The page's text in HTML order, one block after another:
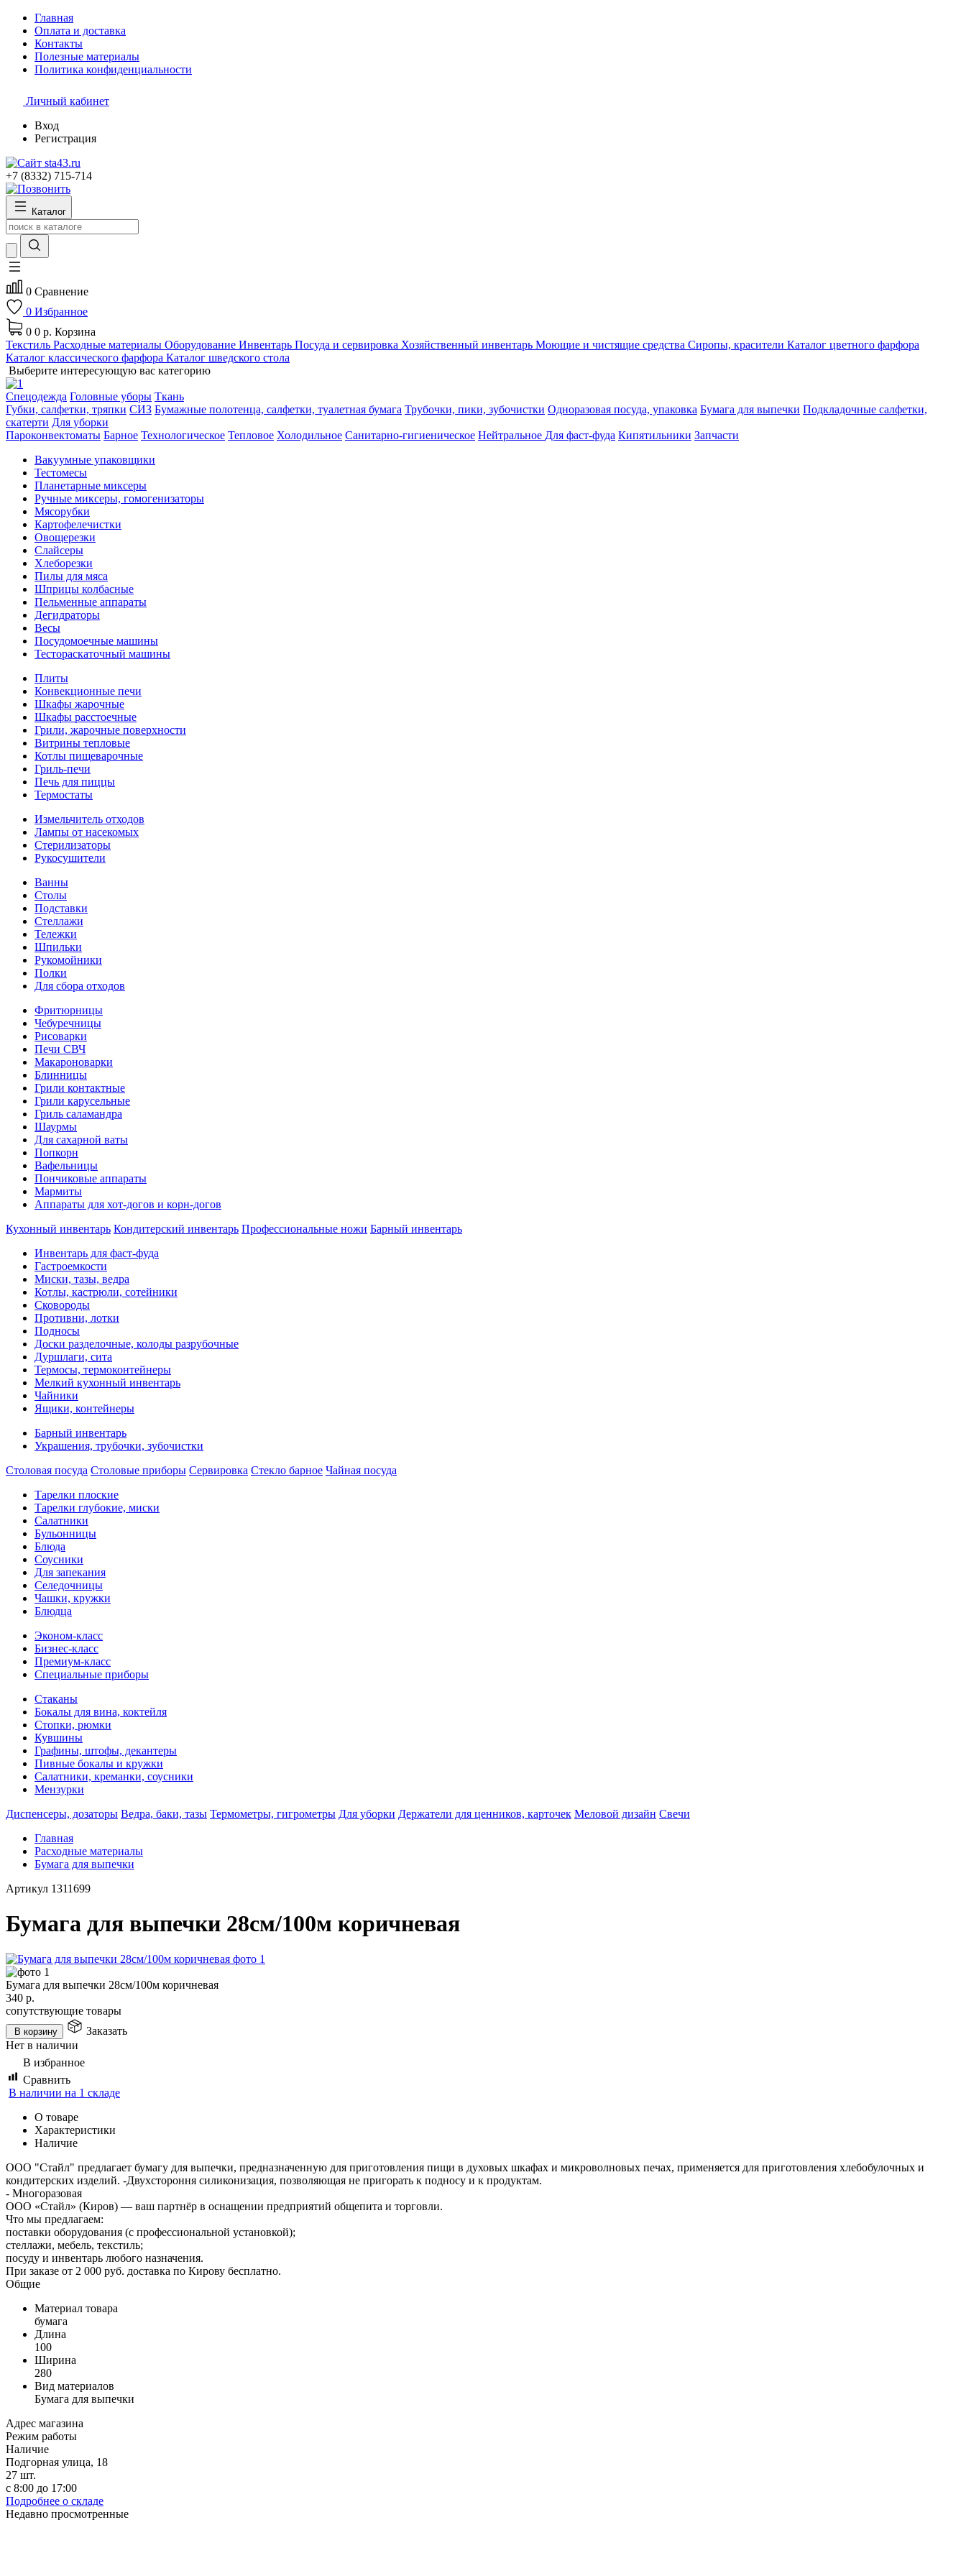
Главная
Оплата и доставка
Контакты
Полезные материалы
Политика конфиденциальности
Личный кабинет
Вход
Регистрация
+7 (8332) 715-714
Каталог
0 Сравнение
0 Избранное
0 0 р. Корзина
Текстиль Расходные материалы Оборудование Инвентарь Посуда и сервировка Хозяйственный инвентарь Моющие и чистящие средства Сиропы, красители Каталог цветного фарфора
Каталог классического фарфора Каталог шведского стола
Выберите интересующую вас категорию
Спецодежда Головные уборы Ткань
Губки, салфетки, тряпки СИЗ Бумажные полотенца, салфетки, туалетная бумага Трубочки, пики, зубочистки Одноразовая посуда, упаковка Бумага для выпечки Подкладочные салфетки,
скатерти Для уборки
Пароконвектоматы Барное Технологическое Тепловое Холодильное Санитарно-гигиеническое Нейтральное Для фаст-фуда Кипятильники Запчасти
Вакуумные упаковщики
Тестомесы
Планетарные миксеры
Ручные миксеры, гомогенизаторы
Мясорубки
Картофелечистки
Овощерезки
Слайсеры
Хлеборезки
Пилы для мяса
Шприцы колбасные
Пельменные аппараты
Дегидраторы
Весы
Посудомоечные машины
Тестораскаточный машины
Плиты
Конвекционные печи
Шкафы жарочные
Шкафы расстоечные
Грили, жарочные поверхности
Витрины тепловые
Котлы пищеварочные
Гриль-печи
Печь для пиццы
Термостаты
Измельчитель отходов
Лампы от насекомых
Стерилизаторы
Рукосушители
Ванны
Столы
Подставки
Стеллажи
Тележки
Шпильки
Рукомойники
Полки
Для сбора отходов
Фритюрницы
Чебуречницы
Рисоварки
Печи СВЧ
Макароноварки
Блинницы
Грили контактные
Грили карусельные
Гриль саламандра
Шаурмы
Для сахарной ваты
Попкорн
Вафельницы
Пончиковые аппараты
Мармиты
Аппараты для хот-догов и корн-догов
Кухонный инвентарь Кондитерский инвентарь Профессиональные ножи Барный инвентарь
Инвентарь для фаст-фуда
Гастроемкости
Миски, тазы, ведра
Котлы, кастрюли, сотейники
Сковороды
Противни, лотки
Подносы
Доски разделочные, колоды разрубочные
Дуршлаги, сита
Термосы, термоконтейнеры
Мелкий кухонный инвентарь
Чайники
Ящики, контейнеры
Барный инвентарь
Украшения, трубочки, зубочистки
Столовая посуда Столовые приборы Сервировка Стекло барное Чайная посуда
Тарелки плоские
Тарелки глубокие, миски
Салатники
Бульонницы
Блюда
Соусники
Для запекания
Селедочницы
Чашки, кружки
Блюдца
Эконом-класс
Бизнес-класс
Премиум-класс
Специальные приборы
Стаканы
Бокалы для вина, коктейля
Стопки, рюмки
Кувшины
Графины, штофы, декантеры
Пивные бокалы и кружки
Салатники, креманки, соусники
Мензурки
Диспенсеры, дозаторы Ведра, баки, тазы Термометры, гигрометры Для уборки Держатели для ценников, карточек Меловой дизайн Свечи
Главная
Расходные материалы
Бумага для выпечки
Артикул 1311699
Бумага для выпечки 28см/100м коричневая
Бумага для выпечки 28см/100м коричневая
340 р.
сопутствующие товары
В корзину
Заказать
Нет в наличии
В избранное
Сравнить
В наличии на 1 складе
О товаре
Характеристики
Наличие
ООО "Стайл" предлагает бумагу для выпечки, предназначенную для приготовления пищи в духовых шкафах и микроволновых печах, применяется для приготовления хлебобулочных и
кондитерских изделий. -Двухстороння силиконизация, позволяющая не пригорать к подносу и к продуктам.
- Многоразовая
ООО «Стайл» (Киров) — ваш партнёр в оснащении предприятий общепита и торговли.
Что мы предлагаем:
поставки оборудования (с профессиональной установкой);
стеллажи, мебель, текстиль;
посуду и инвентарь любого назначения.
При заказе от 2 000 руб. доставка по Кирову бесплатно.
Общие
Материал товара
бумага
Длина
100
Ширина
280
Вид материалов
Бумага для выпечки
Адрес магазина
Режим работы
Наличие
Подгорная улица, 18
27 шт.
с 8:00 до 17:00
Подробнее о складе
Недавно просмотренные